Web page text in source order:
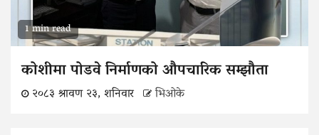
1 min read
कोशीमा पोडवे निर्माणको औपचारिक सम्झौता
२०८३ श्रावण २३, शनिवार भिओके